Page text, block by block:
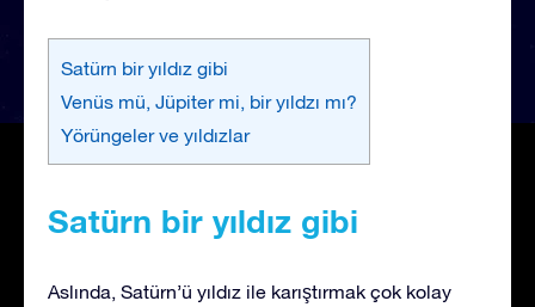
Satürn bir yıldız gibi
Venüs mü, Jüpiter mi, bir yıldzı mı?
Yörüngeler ve yıldızlar
Satürn bir yıldız gibi
Aslında, Satürn’ü yıldız ile karıştırmak çok kolay